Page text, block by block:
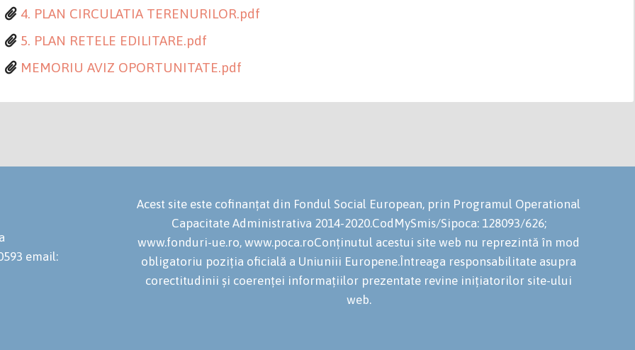
4. PLAN CIRCULATIA TERENURILOR.pdf
5. PLAN RETELE EDILITARE.pdf
MEMORIU AVIZ OPORTUNITATE.pdf
email:
Acest site este cofinanțat din Fondul Social European, prin Programul Operational
Capacitate Administrativa 2014-2020.CodMySmis/Sipoca: 128093/626;
www.fonduri-ue.ro, www.poca.roConținutul acestui site web nu reprezintă în mod
obligatoriu poziția oficială a Uniuniii Europene.Întreaga responsabilitate asupra
corectitudinii și coerenței informațiilor prezentate revine inițiatorilor site-ului
web.